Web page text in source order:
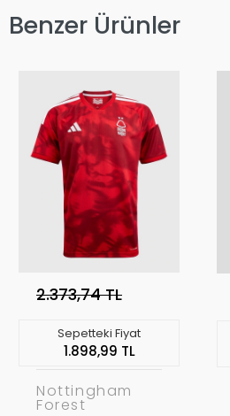
Benzer Ürünler
2.373,74 TL
Sepetteki Fiyat
1.898,99 TL
Nottingham
Forest